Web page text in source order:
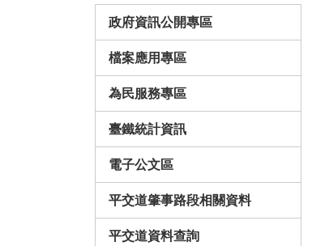
政府資訊公開專區
檔案應用專區
為民服務專區
臺鐵統計資訊
電子公文區
平交道肇事路段相關資料
平交道資料查詢